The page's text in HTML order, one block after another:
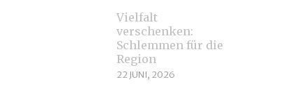
Vielfalt
verschenken:
Schlemmen für die
Region
22 JUNI, 2026